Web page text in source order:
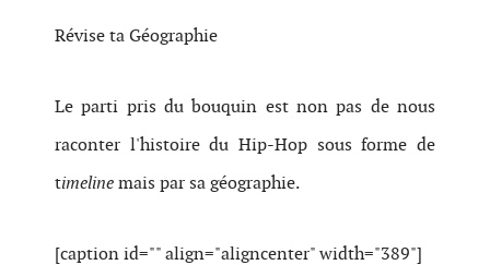
Révise ta Géographie
Le parti pris du bouquin est non pas de nous
raconter l'histoire du Hip-Hop sous forme de
timelinemais par sa géographie.
[caption id="" align="aligncenter" width="389"]